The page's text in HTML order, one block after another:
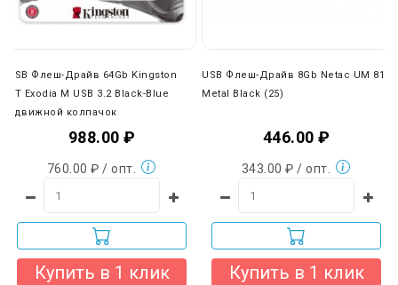
можете оплатить товар наличными при получении. Также
вы можете отказаться от наших транспортных услуг и
USB Флеш-Драйв 64Gb Kingston
DT Exodia M USB 3.2 Black-Blue
Сдвижной колпачок
988.00 ₽
760.00 ₽ / опт.
Купить в 1 клик
USB Флеш-Драйв 8Gb Netac UM 81
Metal Black (25)
446.00 ₽
343.00 ₽ / опт.
Купить в 1 клик